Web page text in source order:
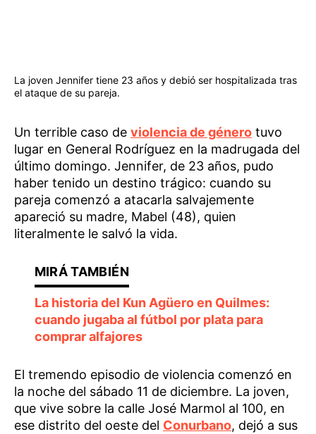
La joven Jennifer tiene 23 años y debió ser hospitalizada tras
el ataque de su pareja.
Un terrible caso de violencia de género tuvo
lugar en General Rodríguez en la madrugada del
último domingo. Jennifer, de 23 años, pudo
haber tenido un destino trágico: cuando su
pareja comenzó a atacarla salvajemente
apareció su madre, Mabel (48), quien
literalmente le salvó la vida.
La historia del Kun Agüero en Quilmes:
cuando jugaba al fútbol por plata para
comprar alfajores
El tremendo episodio de violencia comenzó en
la noche del sábado 11 de diciembre. La joven,
que vive sobre la calle José Marmol al 100, en
ese distrito del oeste del Conurbano, dejó a sus